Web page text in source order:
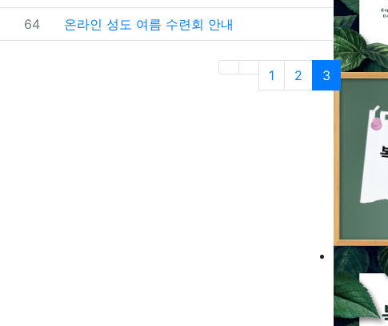
번호
64 온라인 성도 여름 수련회 안내
(first) 1 2 3 (current)
4 5